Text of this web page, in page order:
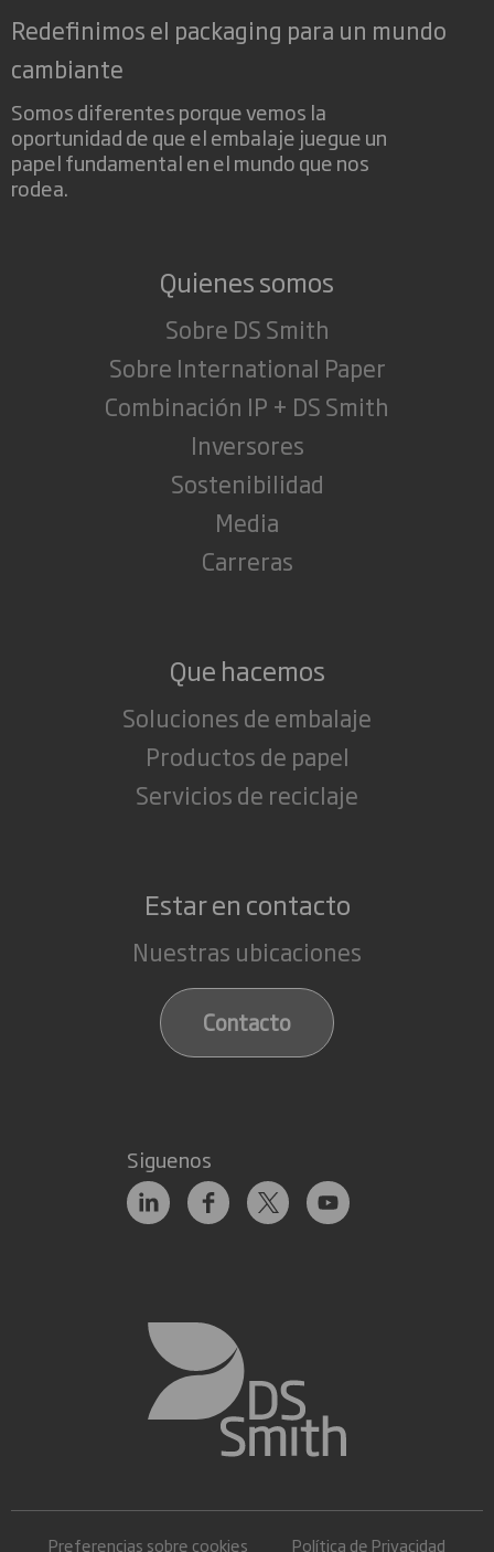
Redefinimos el packaging para un mundo
cambiante
Somos diferentes porque vemos la
oportunidad de que el embalaje juegue un
papel fundamental en el mundo que nos
rodea.
Quienes somos
Sobre DS Smith
Sobre International Paper
Combinación IP + DS Smith
Inversores
Sostenibilidad
Media
Carreras
Que hacemos
Soluciones de embalaje
Productos de papel
Servicios de reciclaje
Estar en contacto
Nuestras ubicaciones
Contacto
Siguenos
Preferencias sobre cookies Política de Privacidad